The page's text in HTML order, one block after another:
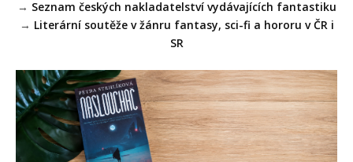
→ Seznam českých nakladatelství vydávajících fantastiku
→ Literární soutěže v žánru fantasy, sci-fi a hororu v ČR i
SR